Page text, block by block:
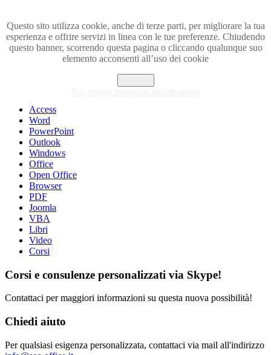
Questo sito utilizza cookie, anche di terze parti, per migliorare la tua
esperienza e offrire servizi in linea con le tue preferenze. Chiudendo
questo banner, scorrendo questa pagina o cliccando qualunque suo
elemento acconsenti all’uso dei cookie
Visita i forum di SOS-OFFICE
Access
Word
PowerPoint
Outlook
Windows
Office
Open Office
Browser
PDF
Joomla
VBA
Libri
Video
Corsi
Corsi e consulenze personalizzati via Skype!
Contattaci per maggiori informazioni su questa nuova possibilità!
Chiedi aiuto
Per qualsiasi esigenza personalizzata, contattaci via mail all'indirizzo